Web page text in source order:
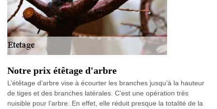
Notre prix étêtage d'arbre
L’étêtage d’arbre vise à écourter les branches jusqu’à la hauteur
de tiges et des branches latérales. C’est une opération très
nuisible pour l’arbre. En effet, elle réduit presque la totalité de la